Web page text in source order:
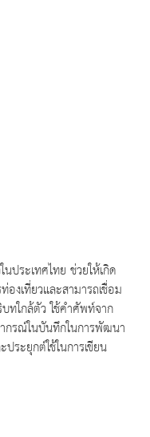
ประเทศไทย ช่วยให้เกิด
งเที่ยวและสามารถเชื่อม
ทใกล้ตัว ใช้คำศัพท์จาก
ากรณ์ในบันทึกในการพัฒนา
ระยุกต์ใช้ในการเขียน